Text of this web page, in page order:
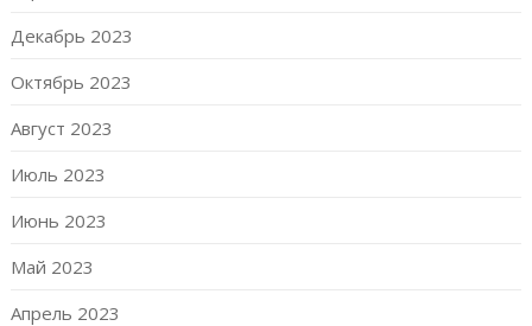
Декабрь 2023
Октябрь 2023
Август 2023
Июль 2023
Июнь 2023
Май 2023
Апрель 2023